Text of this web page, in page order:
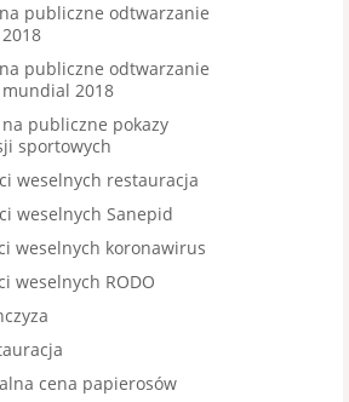
publiczne odtwarzanie
publiczne odtwarzanie
2018
publiczne pokazy
sportowych
weselnych restauracja
weselnych Sanepid
weselnych koronawirus
weselnych RODO
cena papierosów